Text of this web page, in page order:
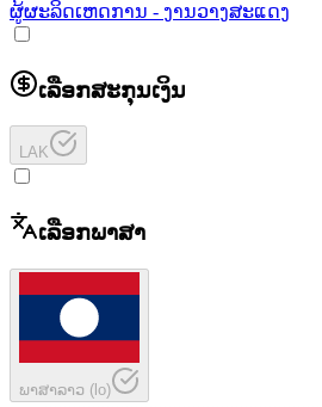
ຜູ້ຜະລິດເຫດການ - ງານວາງສະແດງ
ເລືອກສະກຸນເງິນ
LAK
ເລືອກພາສາ
ພາສາລາວ (lo)